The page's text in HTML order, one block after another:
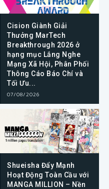
Cision Giành Giải
Thưởng MarTech
Breakthrough 2026 ở
hạng mục Lắng Nghe
Mạng Xã Hội, Phân Phối
Thông Cáo Báo Chí và
Tối Ưu...
07/08/2026
Shueisha Đẩy Mạnh
Hoạt Động Toàn Cầu với
MANGA MILLION – Nền